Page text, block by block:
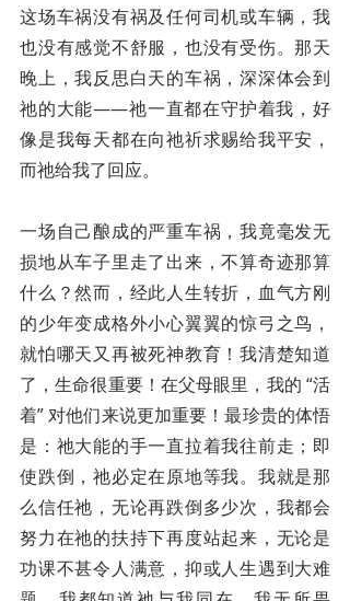
这场车祸没有祸及任何司机或车辆，我
也没有感觉不舒服，也没有受伤。那天
晚上，我反思白天的车祸，深深体会到
祂的大能——祂一直都在守护着我，好
像是我每天都在向祂祈求赐给我平安，
而祂给我了回应。
一场自己酿成的严重车祸，我竟毫发无
损地从车子里走了出来，不算奇迹那算
什么？然而，经此人生转折，血气方刚
的少年变成格外小心翼翼的惊弓之鸟，
就怕哪天又再被死神教育！我清楚知道
了，生命很重要！在父母眼里，我的 “活
着” 对他们来说更加重要！最珍贵的体悟
是：祂大能的手一直拉着我往前走；即
使跌倒，祂必定在原地等我。我就是那
么信任祂，无论再跌倒多少次，我都会
努力在祂的扶持下再度站起来，无论是
功课不甚令人满意，抑或人生遇到大难